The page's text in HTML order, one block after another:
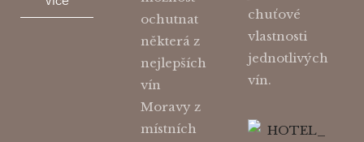
ochutnat
některá z
nejlepších
vín
Moravy z
místních
chuťové
vlastnosti
jednotlivých
vín.